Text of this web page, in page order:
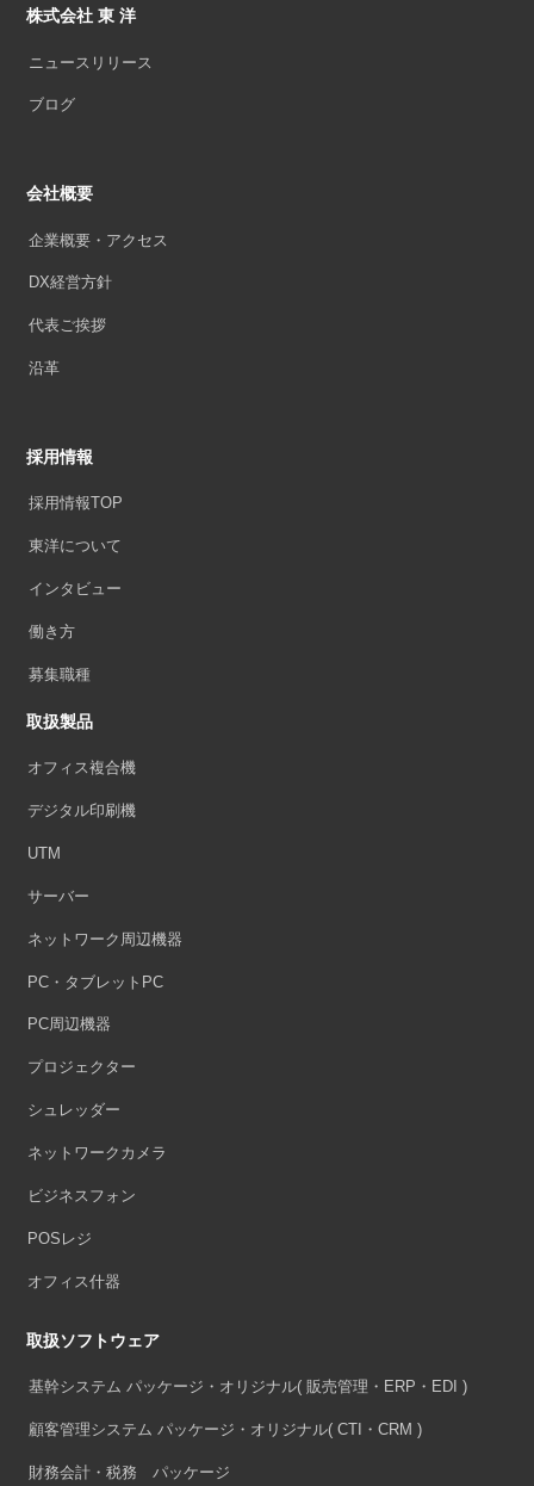
株式会社 東 洋
ニュースリリース
ブログ
会社概要
企業概要・アクセス
DX経営方針
代表ご挨拶
沿革
採用情報
採用情報TOP
東洋について
インタビュー
働き方
募集職種
取扱製品
オフィス複合機
デジタル印刷機
UTM
サーバー
ネットワーク周辺機器
PC・タブレットPC
PC周辺機器
プロジェクター
シュレッダー
ネットワークカメラ
ビジネスフォン
POSレジ
オフィス什器
取扱ソフトウェア
基幹システム パッケージ・オリジナル( 販売管理・ERP・EDI )
顧客管理システム パッケージ・オリジナル( CTI・CRM )
財務会計・税務 パッケージ